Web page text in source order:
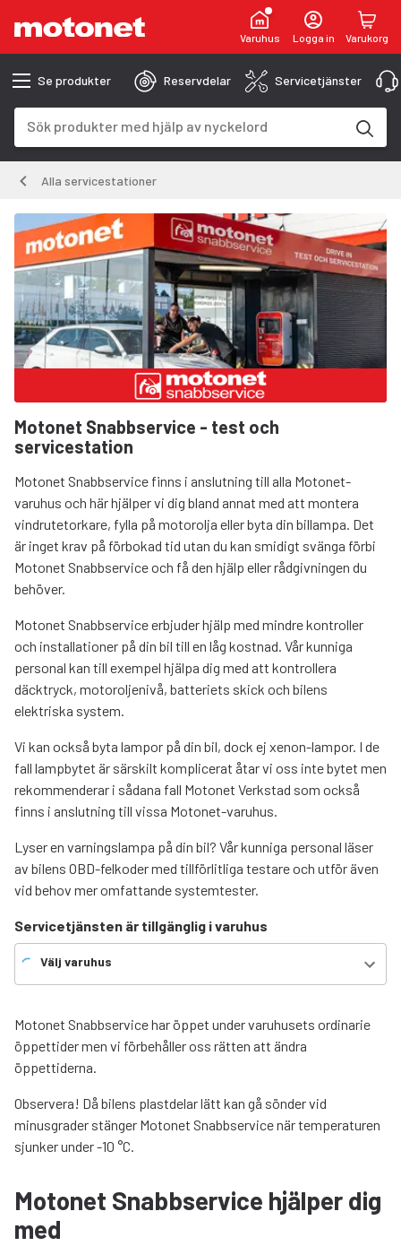
Varuhus Logga in Varukorg
Se produkter Reservdelar Servicetjänster
Alla servicestationer
Motonet Snabbservice - test och
servicestation
Motonet Snabbservice finns i anslutning till alla Motonet-
varuhus och här hjälper vi dig bland annat med att montera
vindrutetorkare, fylla på motorolja eller byta din billampa. Det
är inget krav på förbokad tid utan du kan smidigt svänga förbi
Motonet Snabbservice och få den hjälp eller rådgivningen du
behöver.
Motonet Snabbservice erbjuder hjälp med mindre kontroller
och installationer på din bil till en låg kostnad. Vår kunniga
personal kan till exempel hjälpa dig med att kontrollera
däcktryck, motoroljenivå, batteriets skick och bilens
elektriska system.
Vi kan också byta lampor på din bil, dock ej xenon-lampor. I de
fall lampbytet är särskilt komplicerat åtar vi oss inte bytet men
rekommenderar i sådana fall Motonet Verkstad som också
finns i anslutning till vissa Motonet-varuhus.
Lyser en varningslampa på din bil? Vår kunniga personal läser
av bilens OBD-felkoder med tillförlitliga testare och utför även
vid behov mer omfattande systemtester.
Servicetjänsten är tillgänglig i varuhus
Välj varuhus
Motonet Snabbservice har öppet under varuhusets ordinarie
öppettider men vi förbehåller oss rätten att ändra
öppettiderna.
Observera! Då bilens plastdelar lätt kan gå sönder vid
minusgrader stänger Motonet Snabbservice när temperaturen
sjunker under -10 °C.
Motonet Snabbservice hjälper dig
med